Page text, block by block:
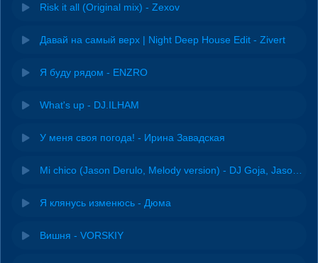
Risk it all (Original mix) - Zexov
Давай на самый верх | Night Deep House Edit - Zivert
Я буду рядом - ENZRO
What's up - DJ.ILHAM
У меня своя погода! - Ирина Завадская
Я клянусь изменюсь - Дюма
Вишня - VORSKIY